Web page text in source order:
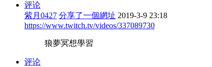
评论
紫月0427 分享了一個網址 2019-3-9 23:18
https://www.twitch.tv/videos/337089730
狼夢冥想學習
评论